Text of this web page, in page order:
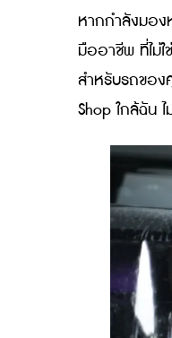
มาตร
การม
รับรอ
หากกำลังม
มืออาชีพ
สำหรับรถ
Shop ใกล้